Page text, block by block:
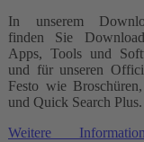
In unserem
finden Sie
Apps, Tools und
und für unseren
Festo wie
und Quick Search Plus.
Weitere